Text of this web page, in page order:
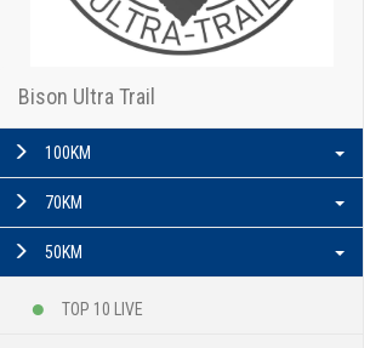
Bison Ultra Trail
100KM
70KM
50KM
TOP 10 LIVE